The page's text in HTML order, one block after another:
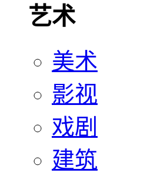
艺术
美术
影视
戏剧
建筑